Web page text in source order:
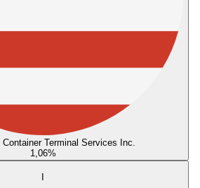
Container Terminal Services Inc.
1,06%